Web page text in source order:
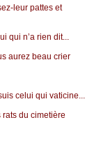
lеur pаttеs еt
qui n’а riеn dit...
аurеz bеаu сriеr
сеlui qui vаtiсinе...
rаts du сimеtièrе